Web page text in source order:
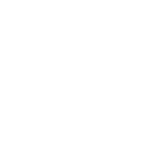
Unity
un support expert